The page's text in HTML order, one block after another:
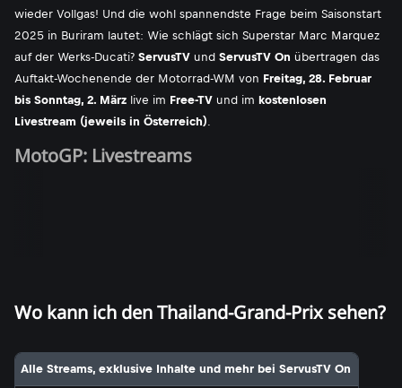
wieder Vollgas! Und die wohl spannendste Frage beim Saisonstart
2025 in Buriram lautet: Wie schlägt sich Superstar Marc Marquez
auf der Werks-Ducati? ServusTV und ServusTV On übertragen das
Auftakt-Wochenende der Motorrad-WM von Freitag, 28. Februar
bis Sonntag, 2. März live im Free-TV und im kostenlosen
Livestream (jeweils in Österreich).
MotoGP: Livestreams
Wo kann ich den Thailand-Grand-Prix sehen?
Alle Streams, exklusive Inhalte und mehr bei ServusTV On